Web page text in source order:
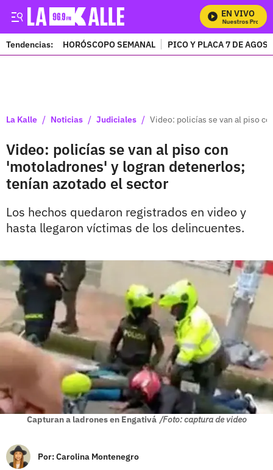
EN VIVO
Mira Todos Nuestros
Tendencias: HORÓSCOPO SEMANAL PICO Y PLACA 7 DE
La Kalle / Noticias / Judiciales / Video: policías se van al piso
Video: policías se van al piso con
'motoladrones' y logran detenerlos;
tenían azotado el sector
Los hechos quedaron registrados en video y
hasta llegaron víctimas de los delincuentes.
Capturan a ladrones en Engativá /Foto: captura de video
Por:Carolina Montenegro